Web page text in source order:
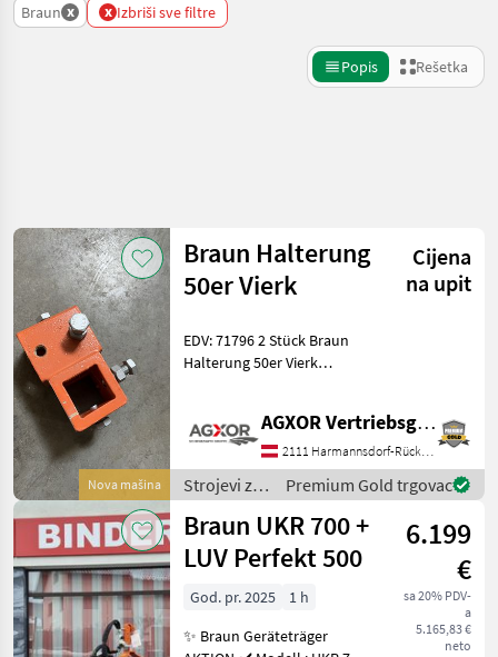
Braun x x Izbriši sve filtre
Popis Rešetka
Kategorija 4 Država Filtri
TRENUTNA
STAZA
Poljoprivredna
tehnika
Strojevi Za
Vinogradarstvo
Odstranjivaci
Peteljki
Braun
ODABERITE
KATEGORIJU
Braun
Poništi
Prikaži 3
rezultata
Nova mašina
Braun Halterung
50er Vierk
Cijena
na upit
EDV: 71796 2 Stück Braun
Halterung 50er Vierk
zeigt Ihnen das
Gerät/Maschine gerne und
bittet um Terminab
AGXOR Vertriebsgesellschaft Ost GmbH
2111 Harmannsdorf-Rückersdorf
Strojevi za
vinogradarstvo
/ Braun
Premium Gold trgovac
Braun UKR 700 +
LUV Perfekt 500
6.199
€
sa 20% PDV-
a
5.165,83 €
neto
God. pr. 2025
1 h
✨ Braun Geräteträger